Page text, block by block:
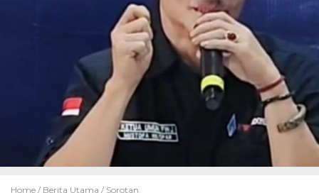
Home / Berita Utama / Sorotan